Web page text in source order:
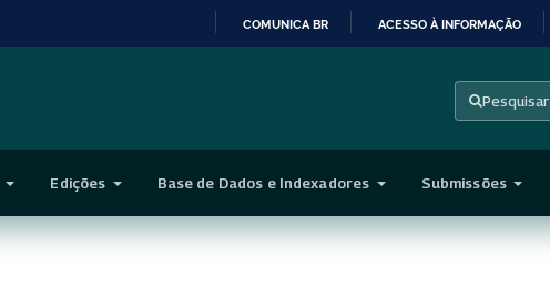
CONTEÚDO
COMUNICA BR ACESSO À INFORMAÇÃO
Pesquisar
Edições Base de Dados e Indexadores Submissões